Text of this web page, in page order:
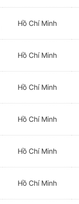
Hồ Chí Minh
Hồ Chí Minh
Hồ Chí Minh
Hồ Chí Minh
Hồ Chí Minh
Hồ Chí Minh